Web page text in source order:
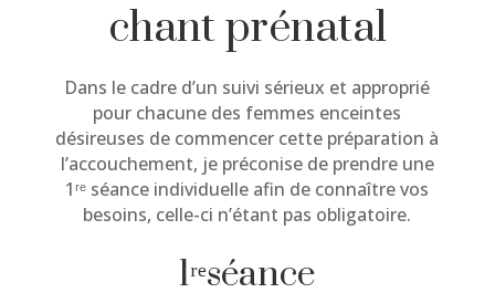
chant prénatal
Dans le cadre d’un suivi sérieux et approprié
pour chacune des femmes enceintes
désireuses de commencer cette préparation à
l’accouchement, je préconise de prendre une
1ʳᵉ séance individuelle afin de connaître vos
besoins, celle-ci n’étant pas obligatoire.
1ʳᵉséance